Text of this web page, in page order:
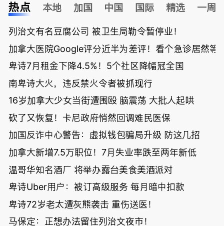
热点 本地 加国 中国 国际 精选 一周
列治文有名豆腐公司 被卫生局勒令暂停业！
加拿大医院Google评分近半为差评！看个急诊居然等
卑诗7月租金下降4.5%！5个社区降幅冠全国
南卑诗大火，违反禁火令者被抓现行
16岁加拿大少女当街遭围殴 脑震荡 大批人起哄
砍了又恢复！卡尼政府悄然回调难民医保
加国反诈中心警告：虚拟钱包骗局升级 防这几招
加拿大新增7.5万职位！7月失业率跌至两年新低
温哥华知名酒厂 将举办露台美食美酒派对
卑诗Uber用户：被订高级服务 每月暗中扣款
卑诗72岁老太遭灰熊袭击 重伤送医！
马保定：正想办法留住列治文夜市！